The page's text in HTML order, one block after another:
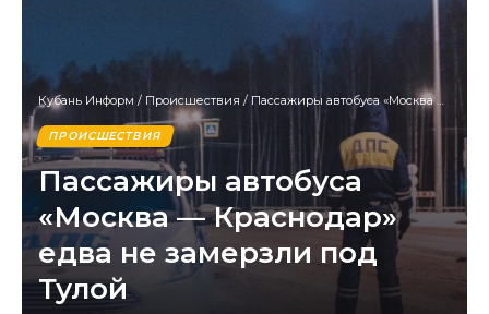
Кубань Информ / Происшествия / Пассажиры автобуса «Москва — Краснодар» едва не замерзли под Тулой
ПРОИСШЕСТВИЯ
Пассажиры автобуса
«Москва — Краснодар»
едва не замерзли под
Тулой